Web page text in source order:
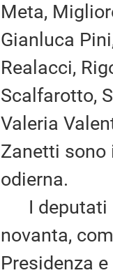
Meta,
Gianluca
Realacci,
Scalfarotto,
Valeria
Zanetti sono
odierna.
I deputati
novanta,
Presidenza